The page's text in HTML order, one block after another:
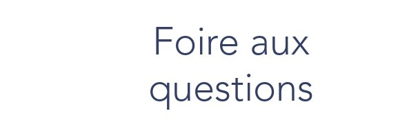
Foire aux
questions